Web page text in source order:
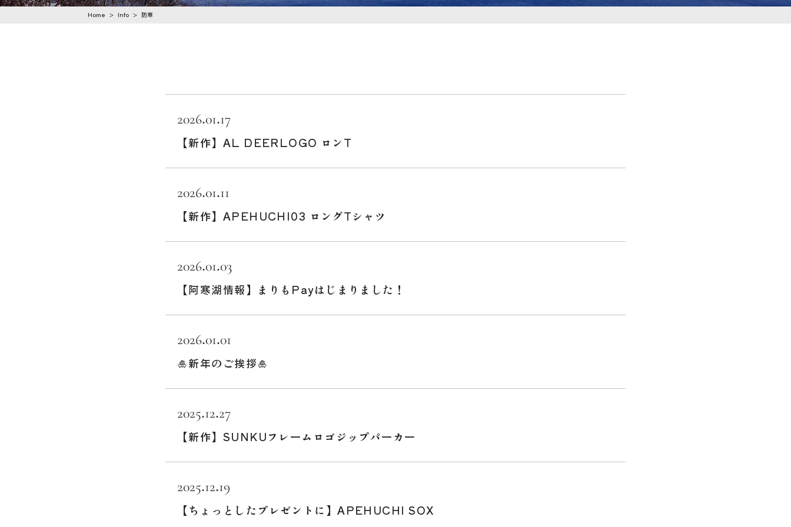
n
Home > Info > 防寒
2026.01.17
【新作】AL DEERLOGO ロンT
2026.01.11
【新作】APEHUCHI03 ロングTシャツ
2026.01.03
【阿寒湖情報】まりもPayはじまりました！
2026.01.01
🎍新年のご挨拶🎍
2025.12.27
【新作】SUNKUフレームロゴジップパーカー
2025.12.19
【ちょっとしたプレゼントに】APEHUCHI SOX